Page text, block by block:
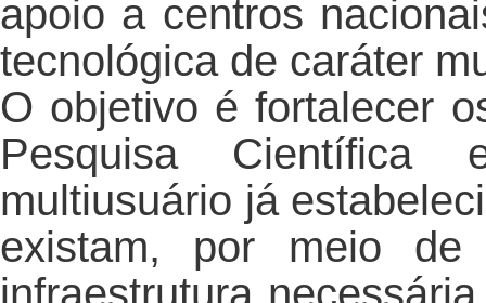
apoio a centros
tecnológica de caráter
O objetivo é fortalecer
Pesquisa Científica
multiusuário já
existam, por meio de
infraestrutura